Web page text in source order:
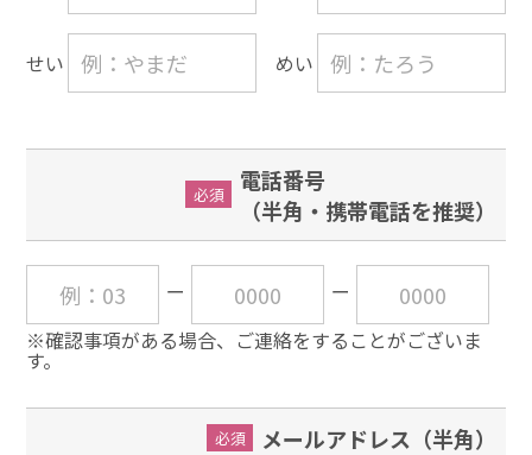
せい めい
電話番号
（半角・携帯電話を推奨）
必須
※確認事項がある場合、ご連絡をすることがございま
す。
メールアドレス（半角）
必須